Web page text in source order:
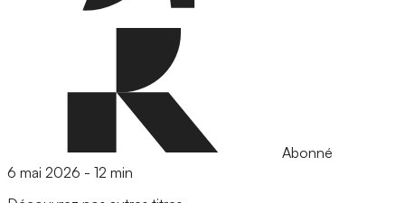
Abonné
6 mai 2026 - 12 min